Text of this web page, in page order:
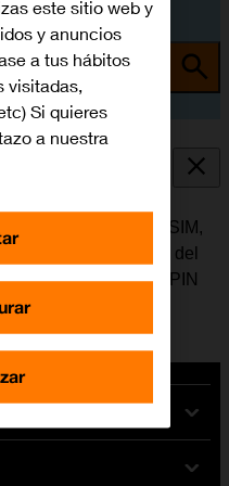
PIN
utilizar la tarjeta SIM,
Cuando el uso del
introducir el código PIN
este sitio web y
y anuncios
a tus hábitos
visitadas,
Si quieres
a nuestra